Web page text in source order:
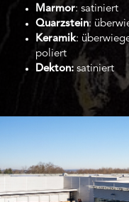
Marmor: satiniert
Quarzstein:
Keramik:
poliert
Dekton:satiniert